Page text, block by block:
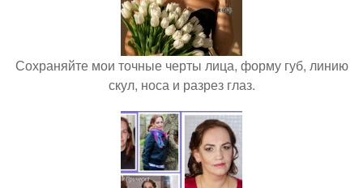
Сохраняйте мои точные черты лица, форму губ, линию
скул, носа и разрез глаз.